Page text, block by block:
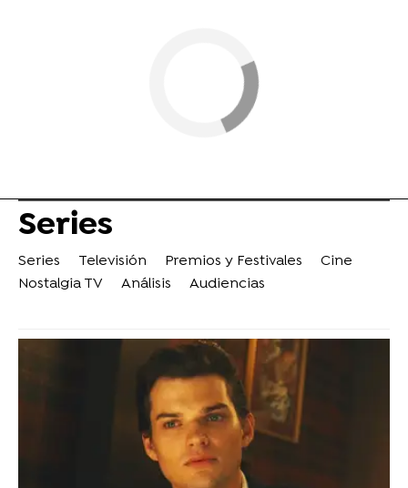
Series
Series Televisión Premios y Festivales
Cine
Nostalgia TV
Análisis Audiencias